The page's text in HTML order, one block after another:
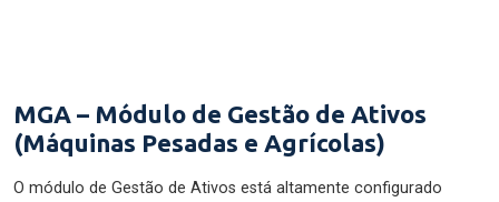
MGA – Módulo de Gestão de Ativos
(Máquinas Pesadas e Agrícolas)
O módulo de Gestão de Ativos está altamente configurado